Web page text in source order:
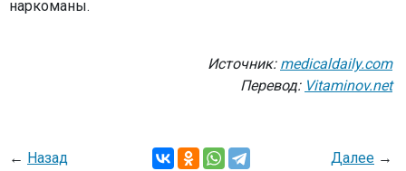
наркоманы.
Источник: medicaldaily.com
Перевод: Vitaminov.net
← Назад Далее →